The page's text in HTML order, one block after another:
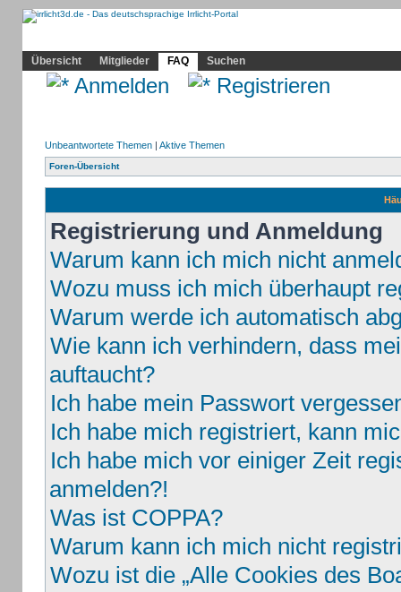
Übersicht
Mitglieder FAQ Suchen
Anmelden Registrieren
Unbeantwortete Themen| Aktive Themen
Foren-Übersicht
Registrierung und Anmeldung
Warum kann ich mich nicht
Wozu muss ich mich überhaupt
Warum werde ich automatisch
Wie kann ich verhindern, dass
auftaucht?
Ich habe mein Passwort
Ich habe mich registriert, kann
Ich habe mich vor einiger Zeit
anmelden?!
Was ist COPPA?
Warum kann ich mich nicht
Wozu ist die „Alle Cookies des